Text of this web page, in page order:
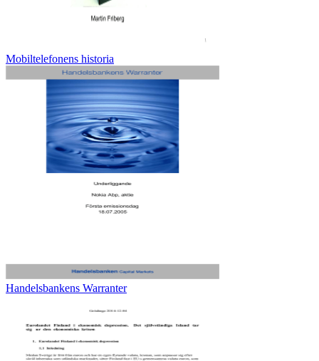
Mobiltelefonens historia
Handelsbankens Warranter